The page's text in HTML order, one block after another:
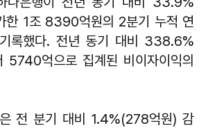
1조 8390억원의 2분기 누적 연
록했다. 전년 동기 대비 338.6%
5740억으로 집계된 비이자이익의
전 분기 대비 1.4%(278억원) 감